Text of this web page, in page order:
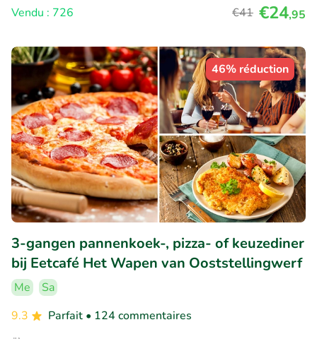
Vendu : 726
€41 €24,95
46% réduction
3-gangen pannenkoek-, pizza- of keuzediner
bij Eetcafé Het Wapen van Ooststellingwerf
Me
Sa
9.3
Parfait • 124 commentaires